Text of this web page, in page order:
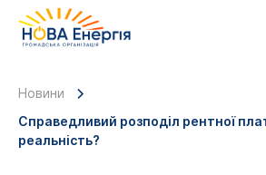
Новини
Справедливий розподіл рентної
реальність?